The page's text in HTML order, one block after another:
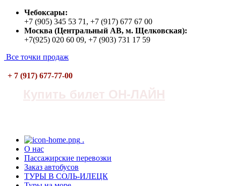
Чебоксары:
+7 (905) 345 53 71, +7 (917) 677 67 00
Москва (Центральный АВ, м. Щелковская):
+7(925) 020 60 09, +7 (903) 731 17 59
Все точки продаж
+ 7 (917) 677-77-00
Купить билет ОН-ЛАЙН
.
О нас
Пасcажирские перевозки
Заказ автобусов
ТУРЫ В СОЛЬ-ИЛЕЦК